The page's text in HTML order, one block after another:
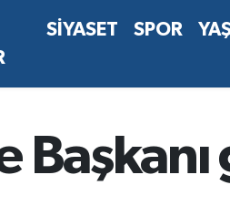
SİYASET SPOR